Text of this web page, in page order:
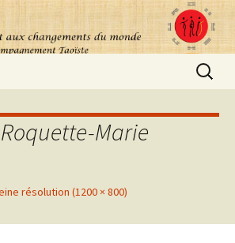
Marie
résolution (1200 × 800)